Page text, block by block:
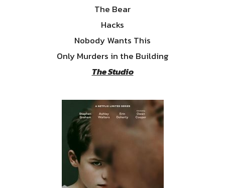
The Bear
Hacks
Nobody Wants This
Only Murders in the Building
The Studio